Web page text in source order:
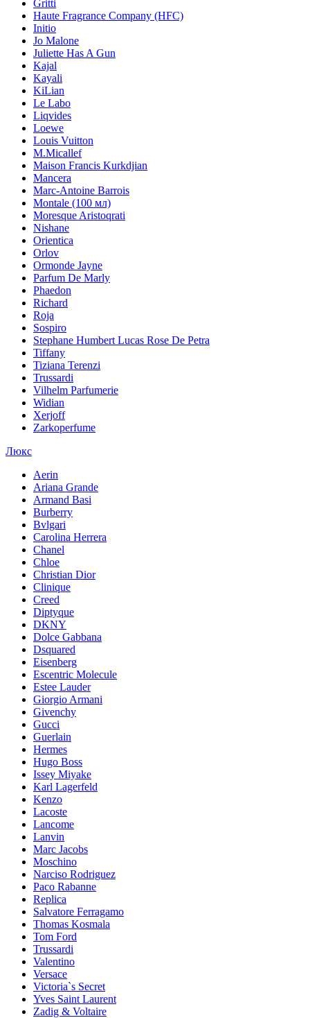
Gritti
Haute Fragrance Company (HFC)
Initio
Jo Malone
Juliette Has A Gun
Kajal
Kayali
KiLian
Le Labo
Liqvides
Loewe
Louis Vuitton
M.Micallef
Maison Francis Kurkdjian
Mancera
Marc-Antoine Barrois
Montale (100 мл)
Moresque Aristoqrati
Nishane
Orientica
Orlov
Ormonde Jayne
Parfum De Marly
Phaedon
Richard
Roja
Sospiro
Stephane Humbert Lucas Rose De Petra
Tiffany
Tiziana Terenzi
Trussardi
Vilhelm Parfumerie
Widian
Xerjoff
Zarkoperfume
Люкс
Aerin
Ariana Grande
Armand Basi
Burberry
Bvlgari
Carolina Herrera
Chanel
Chloe
Christian Dior
Clinique
Creed
Diptyque
DKNY
Dolce Gabbana
Dsquared
Eisenberg
Escentric Molecule
Estee Lauder
Giorgio Armani
Givenchy
Gucci
Guerlain
Hermes
Hugo Boss
Issey Miyake
Karl Lagerfeld
Kenzo
Lacoste
Lancome
Lanvin
Marc Jacobs
Moschino
Narciso Rodriguez
Paco Rabanne
Replica
Salvatore Ferragamo
Thomas Kosmala
Tom Ford
Trussardi
Valentino
Versace
Victoria`s Secret
Yves Saint Laurent
Zadig & Voltaire